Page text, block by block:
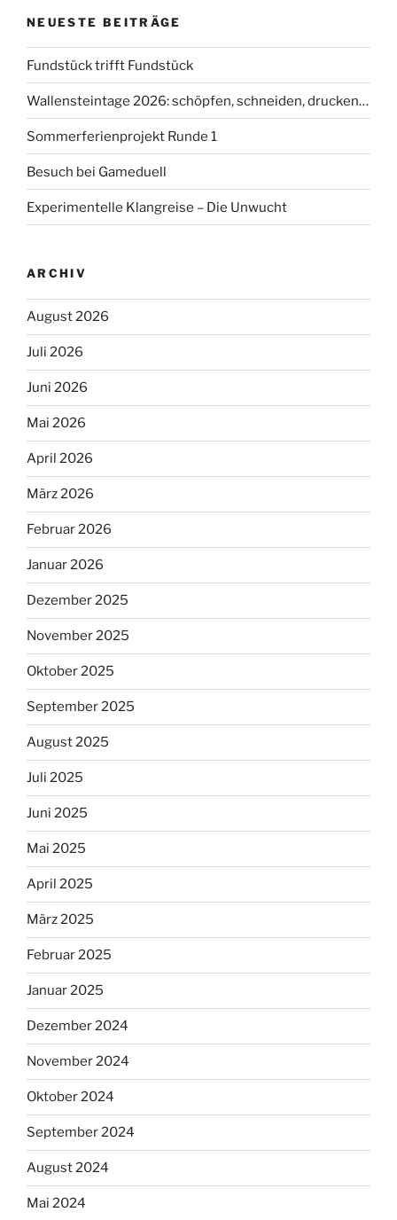
NEUESTE BEITRÄGE
Fundstück trifft Fundstück
Wallensteintage 2026: schöpfen, schneiden, drucken…
Sommerferienprojekt Runde 1
Besuch bei Gameduell
Experimentelle Klangreise – Die Unwucht
ARCHIV
August 2026
Juli 2026
Juni 2026
Mai 2026
April 2026
März 2026
Februar 2026
Januar 2026
Dezember 2025
November 2025
Oktober 2025
September 2025
August 2025
Juli 2025
Juni 2025
Mai 2025
April 2025
März 2025
Februar 2025
Januar 2025
Dezember 2024
November 2024
Oktober 2024
September 2024
August 2024
Mai 2024